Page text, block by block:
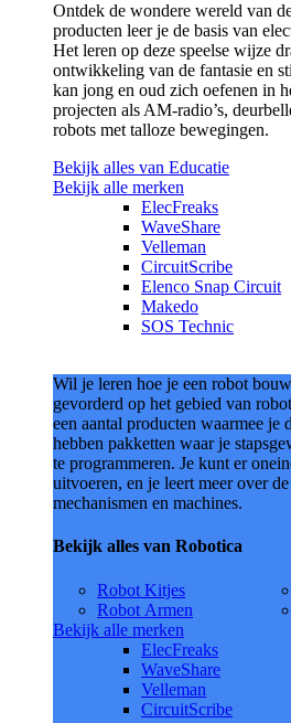
Ontdek de wondere wereld van
producten leer je de basis van
Het leren op deze speelse wijze
ontwikkeling van de fantasie en
kan jong en oud zich oefenen in
projecten als AM-radio’s,
robots met talloze bewegingen.
Bekijk alles van Educatie
Bekijk alle merken
ElecFreaks
WaveShare
Velleman
CircuitScribe
Elenco Snap Circuit
Makedo
SOS Technic
Wil je leren hoe je een robot
gevorderd op het gebied van
een aantal producten waarmee je
hebben pakketten waar je
te programmeren. Je kunt er
uitvoeren, en je leert meer over
mechanismen en machines.
Bekijk alles van Robotica
Robot Kitjes
Robot Armen
Bekijk alle merken
ElecFreaks
WaveShare
Velleman
CircuitScribe